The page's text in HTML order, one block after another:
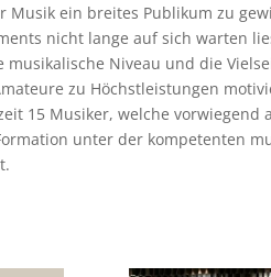
Musik ein breites Publikum zu
nicht lange auf sich warten
musikalische Niveau und die
zu Höchstleistungen
15 Musiker, welche
unter der kompetenten